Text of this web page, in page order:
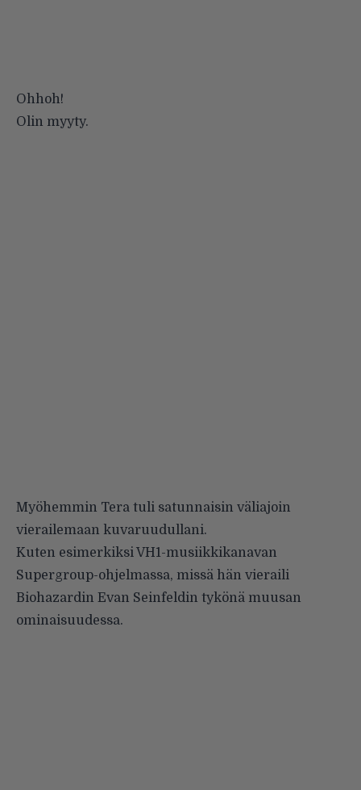
Ohhoh!
Olin myyty.
Myöhemmin Tera tuli satunnaisin väliajoin
vierailemaan kuvaruudullani.
Kuten esimerkiksi VH1-musiikkikanavan
Supergroup-ohjelmassa, missä hän vieraili
Biohazardin Evan Seinfeldin tykönä muusan
ominaisuudessa.